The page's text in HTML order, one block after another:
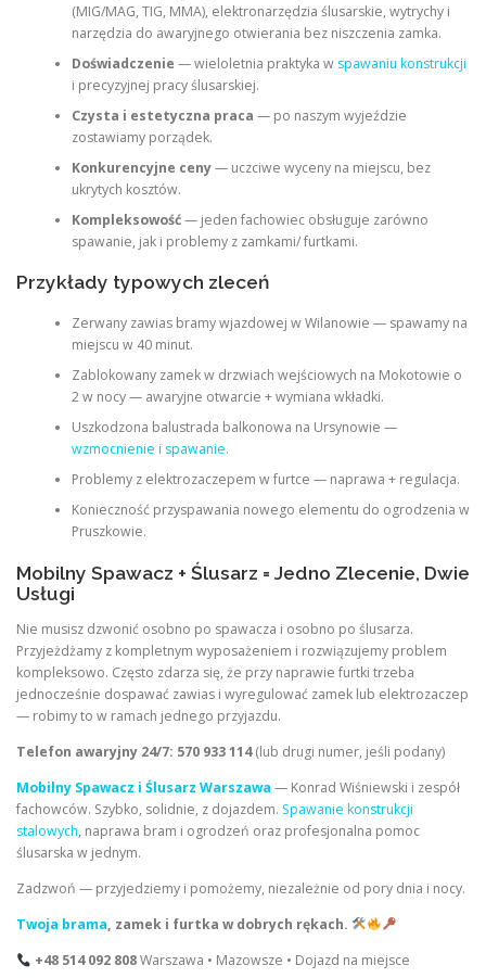
(MIG/MAG, TIG, MMA), elektronarzędzia ślusarskie, wytrychy i
narzędzia do awaryjnego otwierania bez niszczenia zamka.
Doświadczenie — wieloletnia praktyka w spawaniu konstrukcji
i precyzyjnej pracy ślusarskiej.
Czysta i estetyczna praca — po naszym wyjeździe
zostawiamy porządek.
Konkurencyjne ceny— uczciwe wyceny na miejscu, bez
ukrytych kosztów.
Kompleksowość— jeden fachowiec obsługuje zarówno
spawanie, jak i problemy z zamkami/ furtkami.
Przykłady typowych zleceń
Zerwany zawias bramy wjazdowej w Wilanowie — spawamy na
miejscu w 40 minut.
Zablokowany zamek w drzwiach wejściowych na Mokotowie o
2 w nocy — awaryjne otwarcie + wymiana wkładki.
Uszkodzona balustrada balkonowa na Ursynowie —
wzmocnienie i spawanie.
Problemy z elektrozaczepem w furtce — naprawa + regulacja.
Konieczność przyspawania nowego elementu do ogrodzenia w
Pruszkowie.
Mobilny Spawacz + Ślusarz = Jedno Zlecenie, Dwie
Usługi
Nie musisz dzwonić osobno po spawacza i osobno po ślusarza.
Przyjeżdżamy z kompletnym wyposażeniem i rozwiązujemy problem
kompleksowo. Często zdarza się, że przy naprawie furtki trzeba
jednocześnie dospawać zawias i wyregulować zamek lub elektrozaczep
— robimy to w ramach jednego przyjazdu.
Telefon awaryjny 24/7: 570 933 114(lub drugi numer, jeśli podany)
Mobilny Spawacz i Ślusarz Warszawa — Konrad Wiśniewski i zespół
fachowców. Szybko, solidnie, z dojazdem. Spawanie konstrukcji
stalowych, naprawa bram i ogrodzeń oraz profesjonalna pomoc
ślusarska w jednym.
Zadzwoń — przyjedziemy i pomożemy, niezależnie od pory dnia i nocy.
Twoja brama, zamek i furtka w dobrych rękach.
+48 514 092 808Warszawa • Mazowsze • Dojazd na miejsce